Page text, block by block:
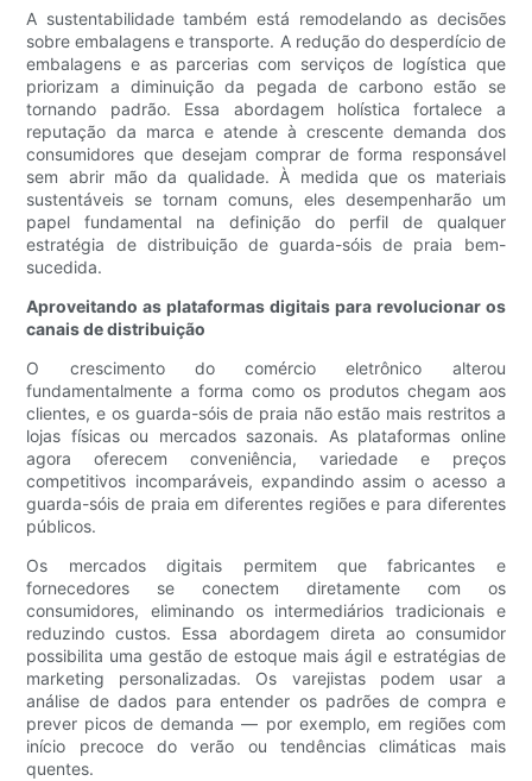
A sustentabilidade também está remodelando as decisões
sobre embalagens e transporte. A redução do desperdício de
embalagens e as parcerias com serviços de logística que
priorizam a diminuição da pegada de carbono estão se
tornando padrão. Essa abordagem holística fortalece a
reputação da marca e atende à crescente demanda dos
consumidores que desejam comprar de forma responsável
sem abrir mão da qualidade. À medida que os materiais
sustentáveis ​​se tornam comuns, eles desempenharão um
papel fundamental na definição do perfil de qualquer
estratégia de distribuição de guarda-sóis de praia bem-
sucedida.
Aproveitando as plataformas digitais para revolucionar os
canais de distribuição
O crescimento do comércio eletrônico alterou
fundamentalmente a forma como os produtos chegam aos
clientes, e os guarda-sóis de praia não estão mais restritos a
lojas físicas ou mercados sazonais. As plataformas online
agora oferecem conveniência, variedade e preços
competitivos incomparáveis, expandindo assim o acesso a
guarda-sóis de praia em diferentes regiões e para diferentes
públicos.
Os mercados digitais permitem que fabricantes e
fornecedores se conectem diretamente com os
consumidores, eliminando os intermediários tradicionais e
reduzindo custos. Essa abordagem direta ao consumidor
possibilita uma gestão de estoque mais ágil e estratégias de
marketing personalizadas. Os varejistas podem usar a
análise de dados para entender os padrões de compra e
prever picos de demanda — por exemplo, em regiões com
início precoce do verão ou tendências climáticas mais
quentes.